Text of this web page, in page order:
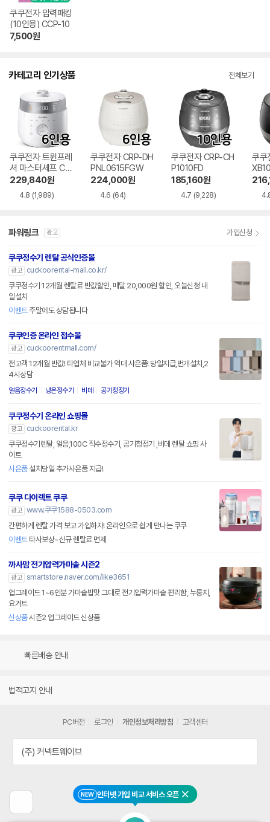
NEW 인터넷 가입 비교 서비스 오픈 닫기
쿠쿠전자 압력패킹
(10인용) CCP-10
7,500원
카테고리 인기상품 전체보기
쿠쿠전자 트윈프레
셔 마스터셰프 CRP
-LHTR0610FW
229,840원
4.8 (1,989)
쿠쿠전자 CRP-DH
PNL0615FGW
224,000원
4.6 (64)
쿠쿠전자 CRP-CH
P1010FD
185,160원
4.7 (9,228)
쿠쿠
파워링크 광고 가입신청
쿠쿠정수기 렌탈 공식인증몰
광고
cuckoorental-mall.co.kr/
쿠쿠정수기 12개월 렌탈료 반값할인, 매달 20,000원 할인, 오늘신청 내
일설치
이벤트주말에도 상담됩니다
쿠쿠인증 온라인 접수몰
광고
cuckoorentmall.com/
전고객 12개월 반값! 타업체 비교불가 역대 사은품! 당일지급,번개설치,2
4시상담
얼음정수기 냉온정수기 비데 공기청정기
쿠쿠정수기 온라인 쇼핑몰
광고
cuckoorental.kr
쿠쿠정수기렌탈, 얼음,100C 직수정수기, 공기청정기 ,비데 렌탈 쇼핑 사
이트
사은품설치당일 추가사은품 지급!
쿠쿠 다이렉트 쿠쿠
광고 www.쿠쿠1588-0503.com
간편하게 렌탈 가격 보고 가입하자! 온라인으로 쉽게 만나는 쿠쿠
이벤트타사보상~신규 렌탈료 면제
까사맘 전기압력가마솥 시즌2
광고 smartstore.naver.com/like3651
업그레이드 1~6인분 가마솥밥맛 그대로 전기압력가마솥 편리함, 누룽지,
요거트
신상품시즌2 업그레이드 신상품
빠른배송 안내
법적고지 안내
전
PC버전 로그인 개인정보처리방침 고객센터
(주) 커넥트웨이브